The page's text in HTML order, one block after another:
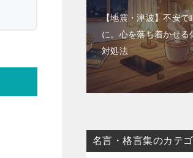
【地震・津波】不安で
に。心を落ち着かせる
対処法
名言・格言集のカテ